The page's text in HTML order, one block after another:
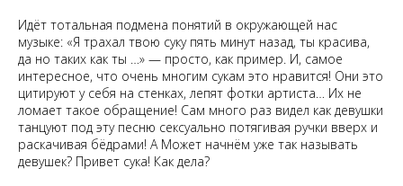
Идёт тотальная подмена понятий в окружающей нас
музыке: «Я трахал твою суку пять минут назад, ты красива,
да но таких как ты …» — просто, как пример. И, самое
интересное, что очень многим сукам это нравится! Они это
цитируют у себя на стенках, лепят фотки артиста… Их не
ломает такое обращение! Сам много раз видел как девушки
танцуют под эту песню сексуально потягивая ручки вверх и
раскачивая бёдрами! А Может начнём уже так называть
девушек? Привет сука! Как дела?